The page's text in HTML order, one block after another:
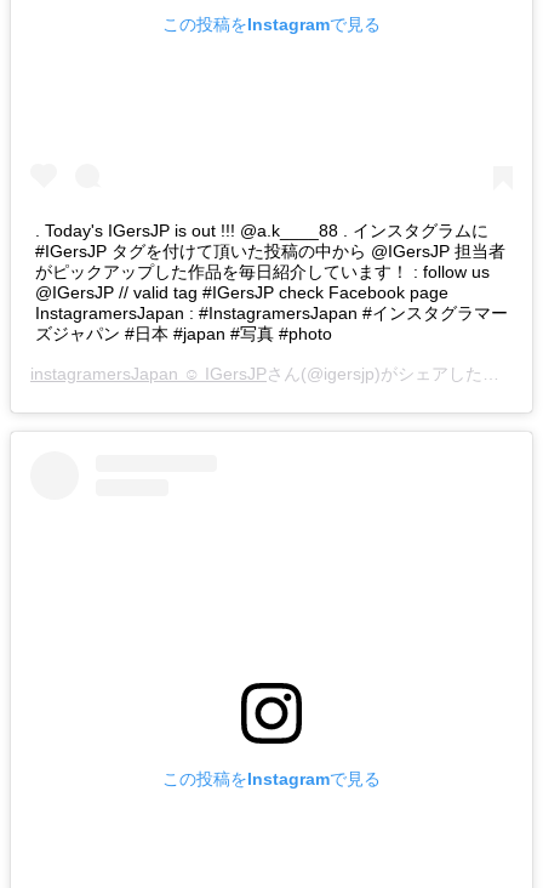
この投稿をInstagramで見る
. Today's IGersJP is out !!! @a.k____88 . インスタグラムに
#IGersJP タグを付けて頂いた投稿の中から @IGersJP 担当者
がピックアップした作品を毎日紹介しています！ : follow us
@IGersJP // valid tag #IGersJP check Facebook page
InstagramersJapan : #InstagramersJapan #インスタグラマー
ズジャパン #日本 #japan #写真 #photo
instagramersJapan ☺︎ IGersJPさん(@igersjp)がシェアした投稿 –
この投稿をInstagramで見る